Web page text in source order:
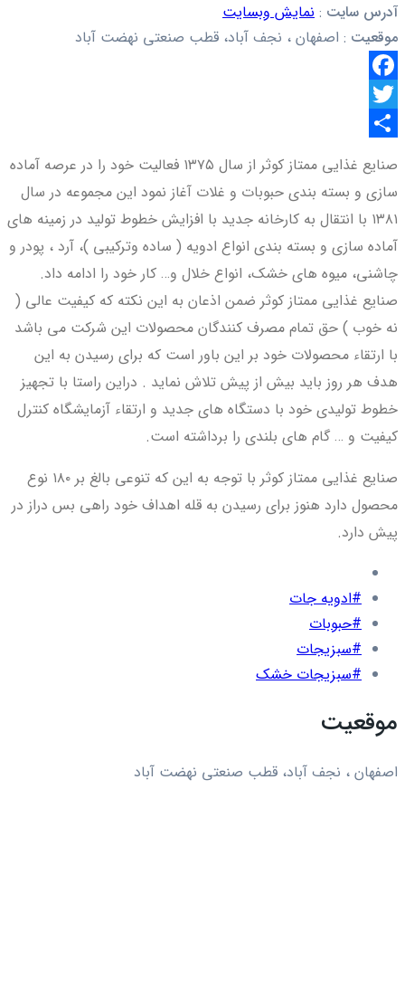
آدرس سایت : نمایش وبسایت
موقعیت : اصفهان ، نجف آباد، قطب صنعتی نهضت آباد
Facebook
Twitter
گذاری
صنایع غذایی ممتاز کوثر از سال ۱۳۷۵ فعالیت خود را در عرصه آماده
سازی و بسته بندی حبوبات و غلات آغاز نمود این مجموعه در سال
۱۳۸۱ با انتقال به کارخانه جدید با افزایش خطوط تولید در زمینه های
آماده سازی و بسته بندی انواع ادویه ( ساده وترکیبی )، آرد ، پودر و
چاشنی، میوه های خشک، انواع خلال و… کار خود را ادامه داد.
صنایع غذایی ممتاز کوثر ضمن اذعان به این نکته که کیفیت عالی (
نه خوب ) حق تمام مصرف کنندگان محصولات این شرکت می باشد
با ارتقاء محصولات خود بر این باور است که برای رسیدن به این
هدف هر روز باید بیش از پیش تلاش نماید . دراین راستا با تجهیز
خطوط تولیدی خود با دستگاه های جدید و ارتقاء آزمایشگاه کنترل
کیفیت و … گام های بلندی را برداشته است.
صنایع غذایی ممتاز کوثر با توجه به این که تنوعی بالغ بر ۱۸۰ نوع
محصول دارد هنوز برای رسیدن به قله اهداف خود راهی بس دراز در
پیش دارد.
#ادویه جات
#حبوبات
#سبزیجات
#سبزیجات خشک
موقعیت
اصفهان ، نجف آباد، قطب صنعتی نهضت آباد